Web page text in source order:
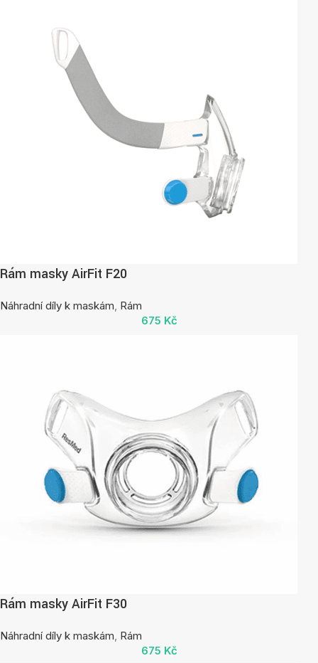
Rám masky AirFit F20
Náhradní díly k maskám, Rám
675 Kč
Rám masky AirFit F30
Náhradní díly k maskám, Rám
675 Kč